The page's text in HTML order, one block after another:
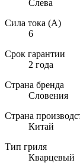
Слева
Сила тока (А)
6
Срок гарантии
2 года
Страна бренда
Словения
Страна
Китай
Тип гриля
Кварцевый